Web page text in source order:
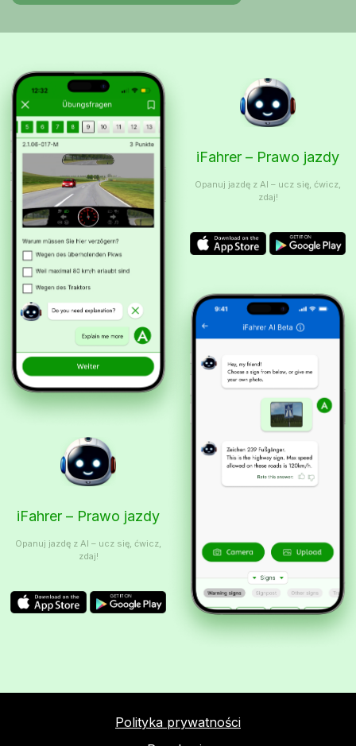
iFahrer – Prawo jazdy
Opanuj jazdę z AI – ucz się, ćwicz,
zdaj!
iFahrer – Prawo jazdy
Opanuj jazdę z AI – ucz się, ćwicz,
zdaj!
Polityka prywatności